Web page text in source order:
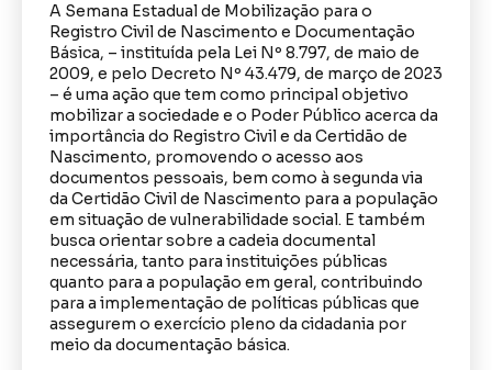
A Semana Estadual de Mobilização para o
Registro Civil de Nascimento e Documentação
Básica, – instituída pela Lei Nº 8.797, de maio de
2009, e pelo Decreto Nº 43.479, de março de 2023
– é uma ação que tem como principal objetivo
mobilizar a sociedade e o Poder Público acerca da
importância do Registro Civil e da Certidão de
Nascimento, promovendo o acesso aos
documentos pessoais, bem como à segunda via
da Certidão Civil de Nascimento para a população
em situação de vulnerabilidade social. E também
busca orientar sobre a cadeia documental
necessária, tanto para instituições públicas
quanto para a população em geral, contribuindo
para a implementação de políticas públicas que
assegurem o exercício pleno da cidadania por
meio da documentação básica.